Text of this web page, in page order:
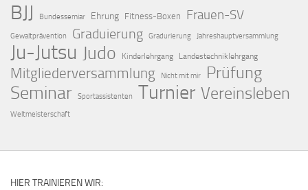
BJJ Bundessemiar Ehrung Fitness-Boxen Frauen-SV
Gewaltprävention Graduierung Gradurierung Jahreshauptversammlung
Ju-Jutsu Judo Kinderlehrgang Landestechniklehrgang
Mitgliederversammlung Nicht mit mir Prüfung
Seminar Sportassistenten Turnier Vereinsleben
Weltmeisterschaft
HIER TRAINIEREN WIR: